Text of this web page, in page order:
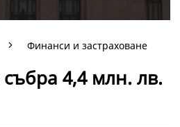
Финанси и застраховане
4,4 млн. лв.